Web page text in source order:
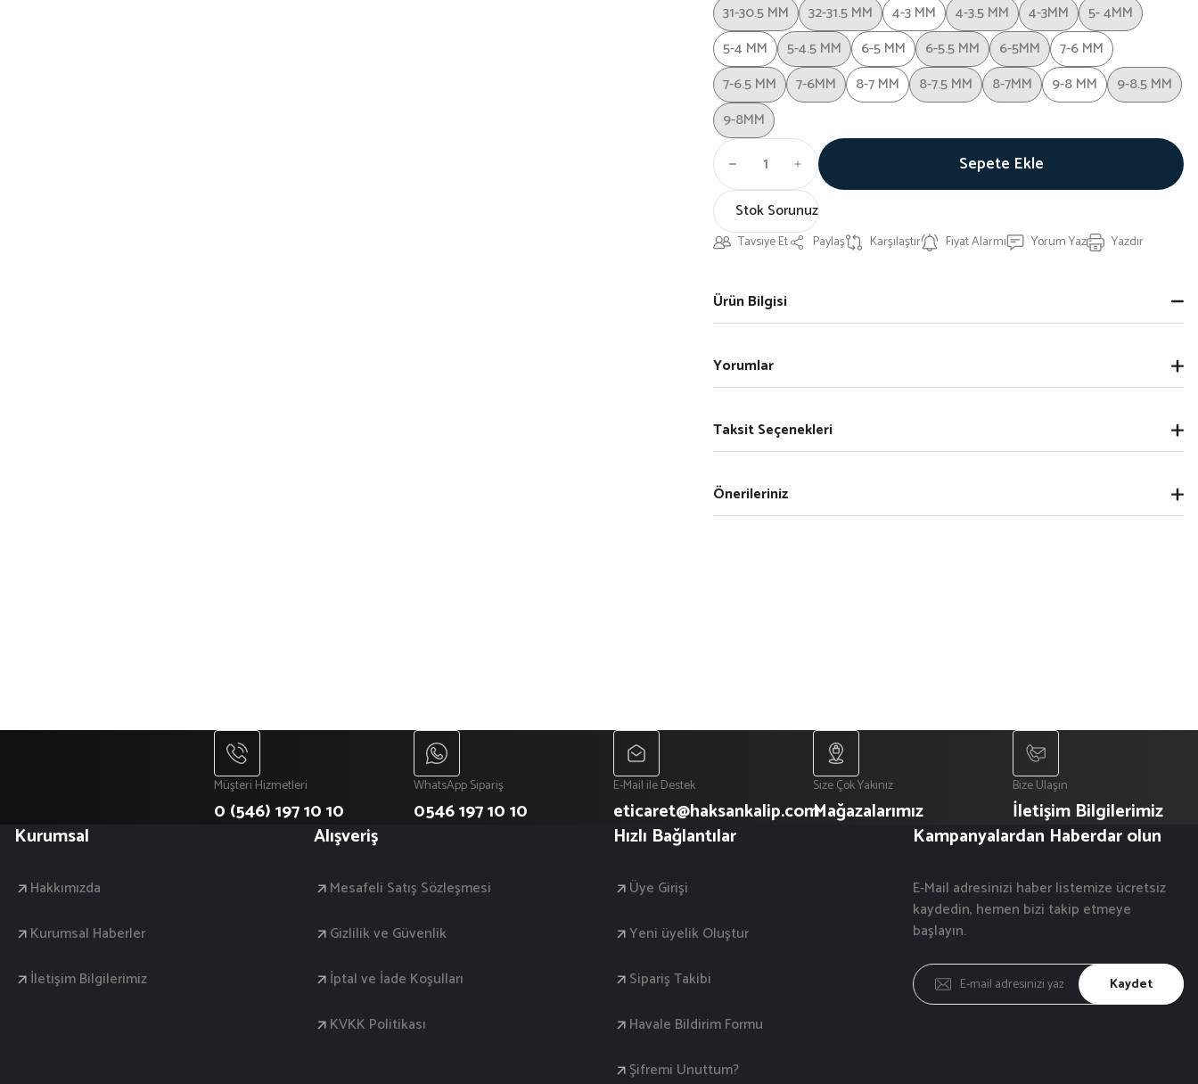
31-30.5 MM
32-31.5 MM 4-3 MM 4-3.5 MM 4-3MM
5- 4MM
5-4 MM
5-4.5 MM 6-5 MM 6-5.5 MM 6-5MM
7-6 MM
7-6.5 MM
7-6MM 8-7 MM 8-7.5 MM 8-7MM 9-8 MM
9-8.5 MM
9-8MM
Sepete Ekle
Stok Sorunuz
Tavsiye Et Paylaş Karşılaştır Fiyat Alarmı Yorum Yaz Yazdır
Ürün Bilgisi
Yorumlar
Taksit Seçenekleri
Önerileriniz
Müşteri Hizmetleri
0 (546) 197 10 10
WhatsApp Sipariş
0546 197 10 10
E-Mail ile Destek
eticaret@haksankalip.com
Size Çok Yakınız
Mağazalarımız
Bize Ulaşın
İletişim Bilgilerimiz
Kurumsal
Hakkımızda
Kurumsal Haberler
İletişim Bilgilerimiz
Alışveriş
Mesafeli Satış Sözleşmesi
Gizlilik ve Güvenlik
İptal ve İade Koşulları
KVKK Politikası
Hızlı Bağlantılar
Üye Girişi
Yeni üyelik Oluştur
Sipariş Takibi
Havale Bildirim Formu
Şifremi Unuttum?
Kampanyalardan Haberdar olun
E-Mail adresinizi haber listemize ücretsiz
kaydedin, hemen bizi takip etmeye
başlayın.
Kaydet